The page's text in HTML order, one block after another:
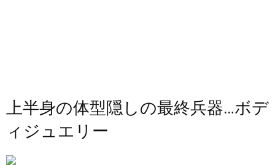
上半身の体型隠しの最終兵器…ボデ
ィジュエリー